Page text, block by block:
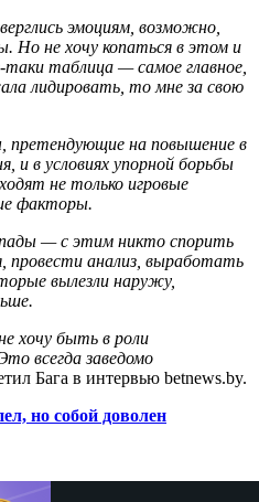
эмоциям, возможно,
Но не хочу копаться в этом и
таблица — самое главное,
лидировать, то мне за свою
претендующие на повышение в
и в условиях упорной борьбы
не только игровые
факторы.
— с этим никто спорить
провести анализ, выработать
вылезли наружу,
хочу быть в роли
всегда заведомо
Бага в интервью betnews.by.
но собой доволен